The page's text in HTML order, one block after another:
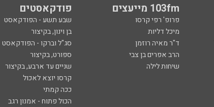
103fm מייעצים פודקאסטים
פרופ' רפי קרסו שבע תשע - הפודקאסט
מיכל דליות בן וינון, בקיצור
ד"ר מאיה רוזמן סג"ל וברקו - הפודקאסט
הרב אפרים בן צבי ספורט, בקיצור
שיחות לילה שניים עד ארבע, בקיצור
קרסו יוצא לאכול
ככה קמתי
הכול פתוח - אמנון רגב